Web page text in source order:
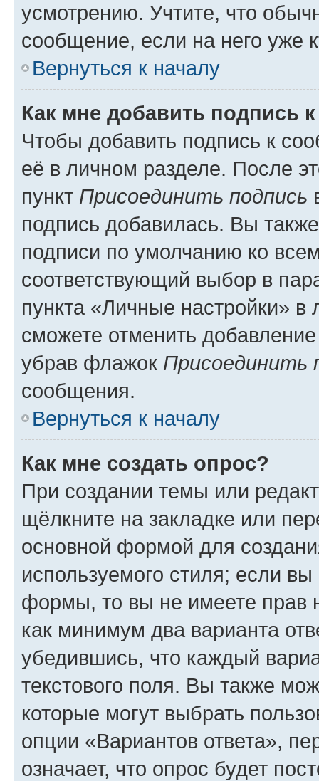
усмотрению. Учтите, что
сообщение, если на него уже
Вернуться к началу
Как мне добавить подпись
Чтобы добавить подпись к
её в личном разделе. После
пункт Присоединить подпись
подпись добавилась. Вы
подписи по умолчанию ко
соответствующий выбор в
пункта «Личные настройки»
сможете отменить
убрав флажок Присоединить
сообщения.
Вернуться к началу
Как мне создать опрос?
При создании темы или
щёлкните на закладке или
основной формой для
используемого стиля; если
формы, то вы не имеете прав
как минимум два варианта
убедившись, что каждый
текстового поля. Вы также
которые могут выбрать
опции «Вариантов ответа»,
означает, что опрос будет